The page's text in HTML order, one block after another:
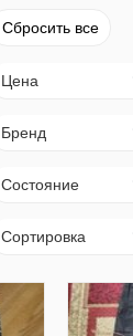
Сбросить все
Цена
Бренд
Состояние
Сортировка